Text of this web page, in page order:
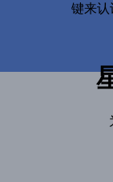
键来认